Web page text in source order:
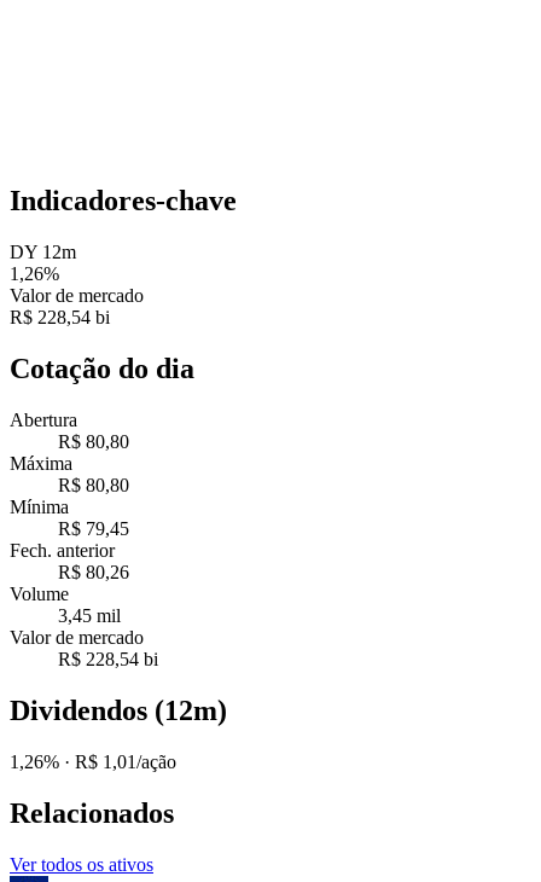
Indicadores-chave
DY 12m
1,26%
Valor de mercado
R$ 228,54 bi
Cotação do dia
Abertura
R$ 80,80
Máxima
R$ 80,80
Mínima
R$ 79,45
Fech. anterior
R$ 80,26
Volume
3,45 mil
Valor de mercado
R$ 228,54 bi
Dividendos (12m)
1,26% · R$ 1,01/ação
Relacionados
Ver todos os ativos